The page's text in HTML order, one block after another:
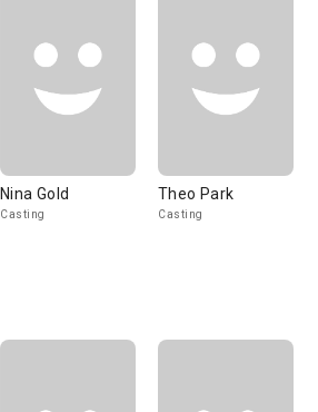
Nina Gold
Casting
Theo Park
Casting